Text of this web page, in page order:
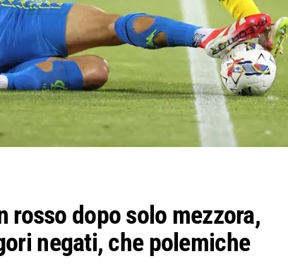
rosso dopo solo mezzora,
negati, che polemiche